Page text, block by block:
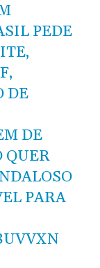
PEDE
DE
DE
QUER
PARA